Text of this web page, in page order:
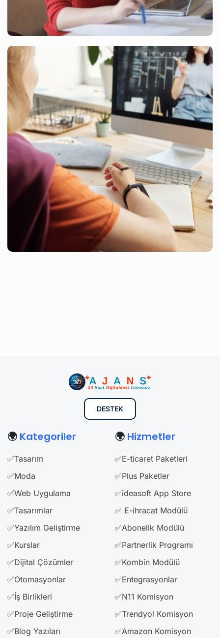
DESTEK
🌍 Kategoriler
✅Tasarım
✅Moda
✅Web Uygulama
✅Tasarımlar
✅Yazılım Geliştirme
✅Kurslar
✅Dijital Çözümler
✅Otomasyonlar
✅İş Birlikleri
✅Proje Geliştirme
✅Blog Yazıları
🌍 Hizmetler
✅E-ticaret Paketleri
✅Plus Paketler
✅ideasoft App Store
✅ E-ihracat Modülü
✅Abonelik Modülü
✅Partnerlik Programı
✅Kombin Modülü
✅Entegrasyonlar
✅N11 Komisyon
✅Trendyol Komisyon
✅Amazon Komisyon